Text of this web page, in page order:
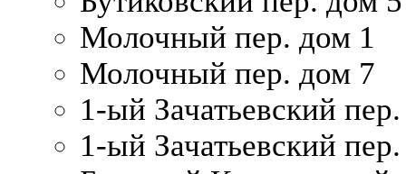
Молочный пер. дом 1
Молочный пер. дом 7
1-ый Зачатьевский
1-ый Зачатьевский